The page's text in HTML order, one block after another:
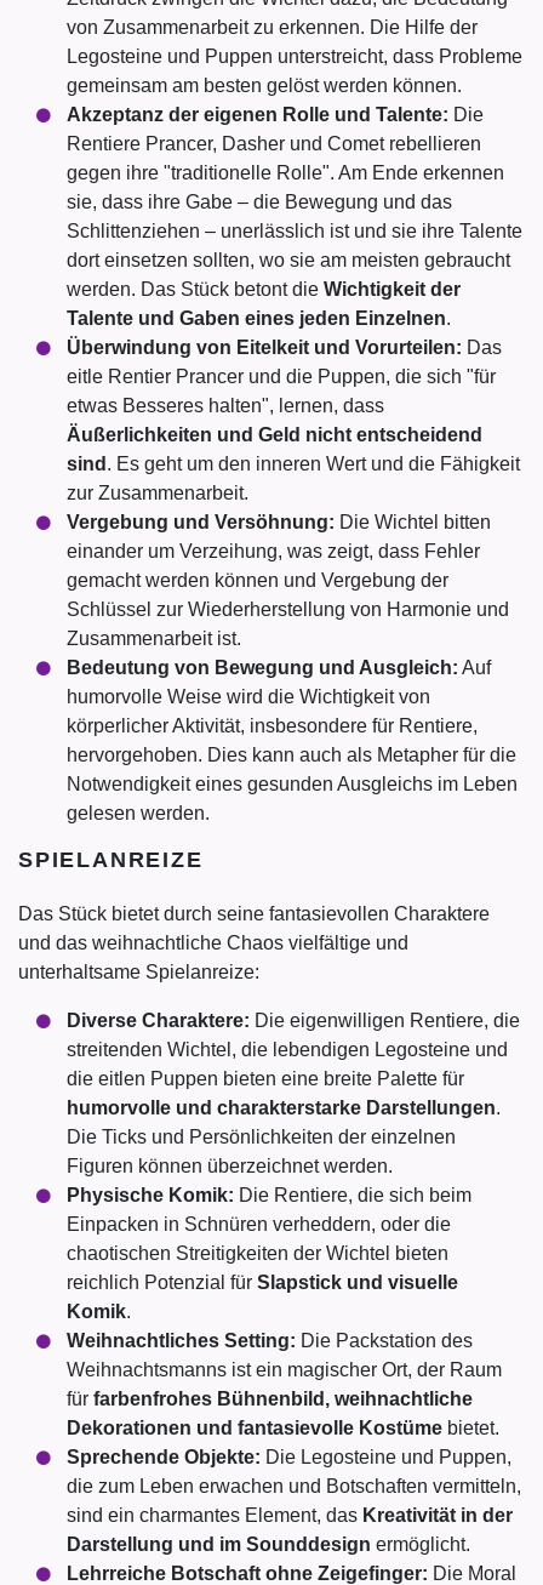
von Zusammenarbeit zu erkennen. Die Hilfe der
Legosteine und Puppen unterstreicht, dass Probleme
gemeinsam am besten gelöst werden können.
Akzeptanz der eigenen Rolle und Talente: Die
Rentiere Prancer, Dasher und Comet rebellieren
gegen ihre "traditionelle Rolle". Am Ende erkennen
sie, dass ihre Gabe – die Bewegung und das
Schlittenziehen – unerlässlich ist und sie ihre Talente
dort einsetzen sollten, wo sie am meisten gebraucht
werden. Das Stück betont die Wichtigkeit der
Talente und Gaben eines jeden Einzelnen.
Überwindung von Eitelkeit und Vorurteilen: Das
eitle Rentier Prancer und die Puppen, die sich "für
etwas Besseres halten", lernen, dass
Äußerlichkeiten und Geld nicht entscheidend
sind . Es geht um den inneren Wert und die Fähigkeit
zur Zusammenarbeit.
Vergebung und Versöhnung: Die Wichtel bitten
einander um Verzeihung, was zeigt, dass Fehler
gemacht werden können und Vergebung der
Schlüssel zur Wiederherstellung von Harmonie und
Zusammenarbeit ist.
Bedeutung von Bewegung und Ausgleich: Auf
humorvolle Weise wird die Wichtigkeit von
körperlicher Aktivität, insbesondere für Rentiere,
hervorgehoben. Dies kann auch als Metapher für die
Notwendigkeit eines gesunden Ausgleichs im Leben
gelesen werden.
SPIELANREIZE
Das Stück bietet durch seine fantasievollen Charaktere
und das weihnachtliche Chaos vielfältige und
unterhaltsame Spielanreize:
Diverse Charaktere: Die eigenwilligen Rentiere, die
streitenden Wichtel, die lebendigen Legosteine und
die eitlen Puppen bieten eine breite Palette für
humorvolle und charakterstarke Darstellungen.
Die Ticks und Persönlichkeiten der einzelnen
Figuren können überzeichnet werden.
Physische Komik: Die Rentiere, die sich beim
Einpacken in Schnüren verheddern, oder die
chaotischen Streitigkeiten der Wichtel bieten
reichlich Potenzial für Slapstick und visuelle
Komik.
Weihnachtliches Setting: Die Packstation des
Weihnachtsmanns ist ein magischer Ort, der Raum
für farbenfrohes Bühnenbild, weihnachtliche
Dekorationen und fantasievolle Kostüme bietet.
Sprechende Objekte: Die Legosteine und Puppen,
die zum Leben erwachen und Botschaften vermitteln,
sind ein charmantes Element, das Kreativität in der
Darstellung und im Sounddesign ermöglicht.
Lehrreiche Botschaft ohne Zeigefinger: Die Moral